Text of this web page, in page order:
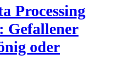
Processing
Gefallener
oder